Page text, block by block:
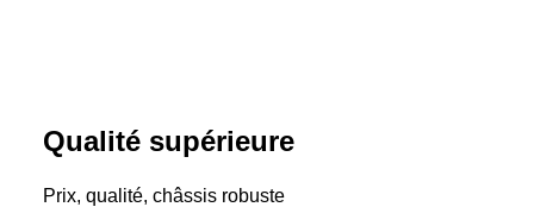
Qualité supérieure
Prix, qualité, châssis robuste